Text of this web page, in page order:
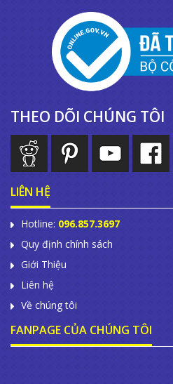
THEO DÕI CHÚNG TÔI
LIÊN HỆ
Hotline: 096.857.3697
Quy định chính sách
Giới Thiệu
Liên hệ
Về chúng tôi
FANPAGE CỦA CHÚNG TÔI